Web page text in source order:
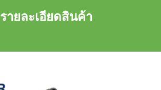
รายละเอียดสินค้า